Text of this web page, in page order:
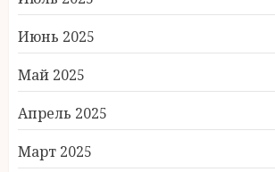
Июнь 2025
Май 2025
Апрель 2025
Март 2025